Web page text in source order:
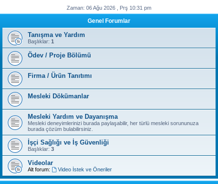
Zaman: 06 Ağu 2026 , Prş 10:31 pm
Genel Forumlar
Tanışma ve Yardım
Başlıklar: 1
Ödev / Proje Bölümü
Firma / Ürün Tanıtımı
Mesleki Dökümanlar
Mesleki Yardım ve Dayanışma
Mesleki deneyimlerinizi burada paylaşabilir, her türlü mesleki sorununuza
burada çözüm bulabilirsiniz.
İşçi Sağlığı ve İş Güvenliği
Başlıklar: 3
Videolar
Alt forum: Video İstek ve Öneriler